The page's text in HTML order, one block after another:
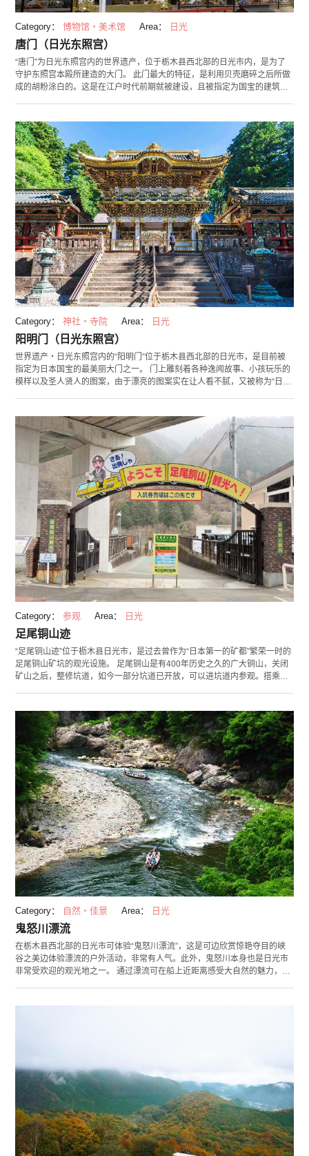
Category： 博物馆・美术馆 Area： 日光
唐门（日光东照宫）
“唐门”为日光东照宫内的世界遗产，位于栃木县西北部的日光市内，是为了
守护东照宫本殿所建造的大门。 此门最大的特征，是利用贝壳磨碎之后所做
成的胡粉涂白的。这是在江户时代前期就被建设，且被指定为国宝的建筑。
致的雕刻。 过去此门是能够谒见将军身分之人才可通过的正宗大门。现今，
虽然通常的营业时间是紧闭的，但在新年或“例大祭”等活动期间却有开放，
若有缘分或许就能穿过这扇大门呢。
Category： 神社・寺院 Area： 日光
阳明门（日光东照宫）
世界遗产・日光东照宫内的“阳明门”位于栃木县西北部的日光市，是目前被
指定为日本国宝的最美丽大门之一。 门上雕刻着各种逸闻故事、小孩玩乐的
模样以及圣人贤人的图案，由于漂亮的图案实在让人看不腻，又被称为“日暮
更加绽放光芒的大门。 日光东照宫每年会举办以渡御祭“百物揃千人舞者行
列”为首的例年固定活动。另外东照宫宝物馆还有展示御祭神德川家康公的爱
用遗品或祭祀器具等物品。
Category： 参观 Area： 日光
足尾铜山迹
“足尾铜山迹”位于枥木县日光市，是过去曾作为“日本第一的矿都”繁荣一时的
足尾铜山矿坑的观光设施。 足尾铜山是有400年历史之久的广大铜山，关闭
矿山之后，整修坑道，如今一部分坑道已开放，可以进坑道内参观。搭乘观
资料馆，展示矿石变成铜的过程。各位一并造访这些资料馆便可以接触到日
本近代化的历史。
Category： 自然・佳景 Area： 日光
鬼怒川漂流
在栃木县西北部的日光市可体验“鬼怒川漂流”，这是可边欣赏惊艳夺目的峡
谷之美边体验漂流的户外活动，非常有人气。此外，鬼怒川本身也是日光市
非常受欢迎的观光地之一。 通过漂流可在船上近距离感受大自然的魅力，观
花、夏季耀眼的新绿、秋天鲜艳的红叶和冬季美丽的雪景。 鬼怒川周边有全